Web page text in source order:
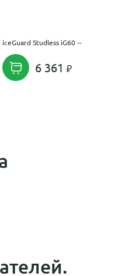
iceGuard Studless iG60 --
6 361